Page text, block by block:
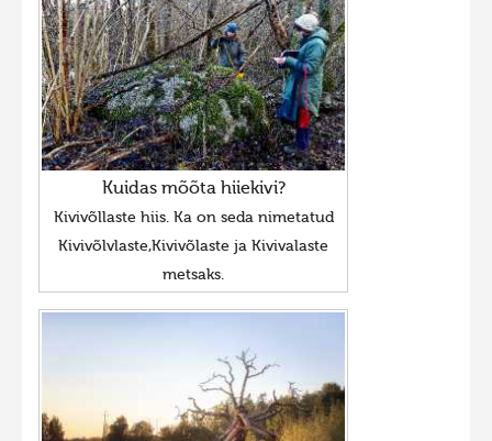
Hiite kuvavõistlus 2022
Hiite kuvavõistlus 2022 lisa
Liikuvad kuvad 2022
Hiite kuvavõistlus 2021
Hiite kuvavõistlus 2021 lisa
Liikuvad kuvad 2021
Hiite kuvavõistlus 2020
Hiite kuvavõistlus 2020 lisa
Hiite kuvavõistlus 2019
Hiite kuvavõistlus 2018
Kuidas mõõta hiiekivi?
Kivivõllaste hiis. Ka on seda nimetatud
Kivivõlvlaste,Kivivõlaste ja Kivivalaste
metsaks.